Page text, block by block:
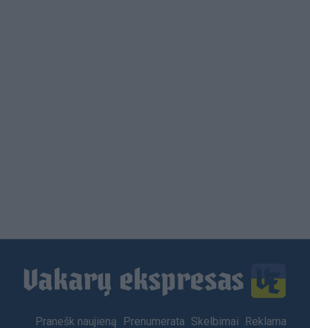
Footer
Pranešk naujieną Prenumerata Skelbimai Reklama